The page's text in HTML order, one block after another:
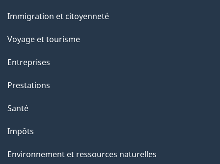
sujets
Immigration et citoyenneté
Voyage et tourisme
Entreprises
Prestations
Santé
Impôts
Environnement et ressources naturelles